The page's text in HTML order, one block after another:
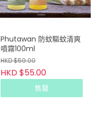
Phutawan 防蚊驅蚊清爽
噴霧100ml
HKD $59.00
HKD $55.00
售罄